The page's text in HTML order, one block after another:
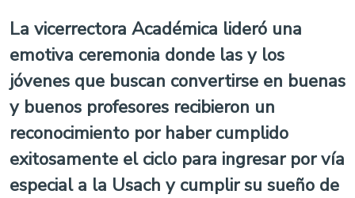
La vicerrectora Académica lideró una
emotiva ceremonia donde las y los
jóvenes que buscan convertirse en buenas
y buenos profesores recibieron un
reconocimiento por haber cumplido
exitosamente el ciclo para ingresar por vía
especial a la Usach y cumplir su sueño de